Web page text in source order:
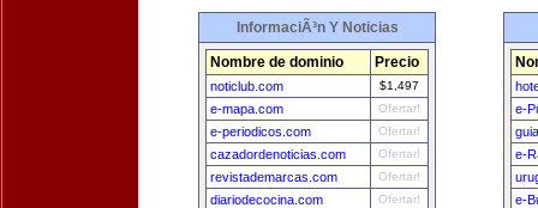
InformaciÃ³n Y Noticias
Nombre de dominio Precio
noticlub.com $1,497
e-mapa.com Ofertar!
e-periodicos.com Ofertar!
cazadordenoticias.com Ofertar!
revistademarcas.com Ofertar!
diariodecocina.com Ofertar!
e-
e-
e-